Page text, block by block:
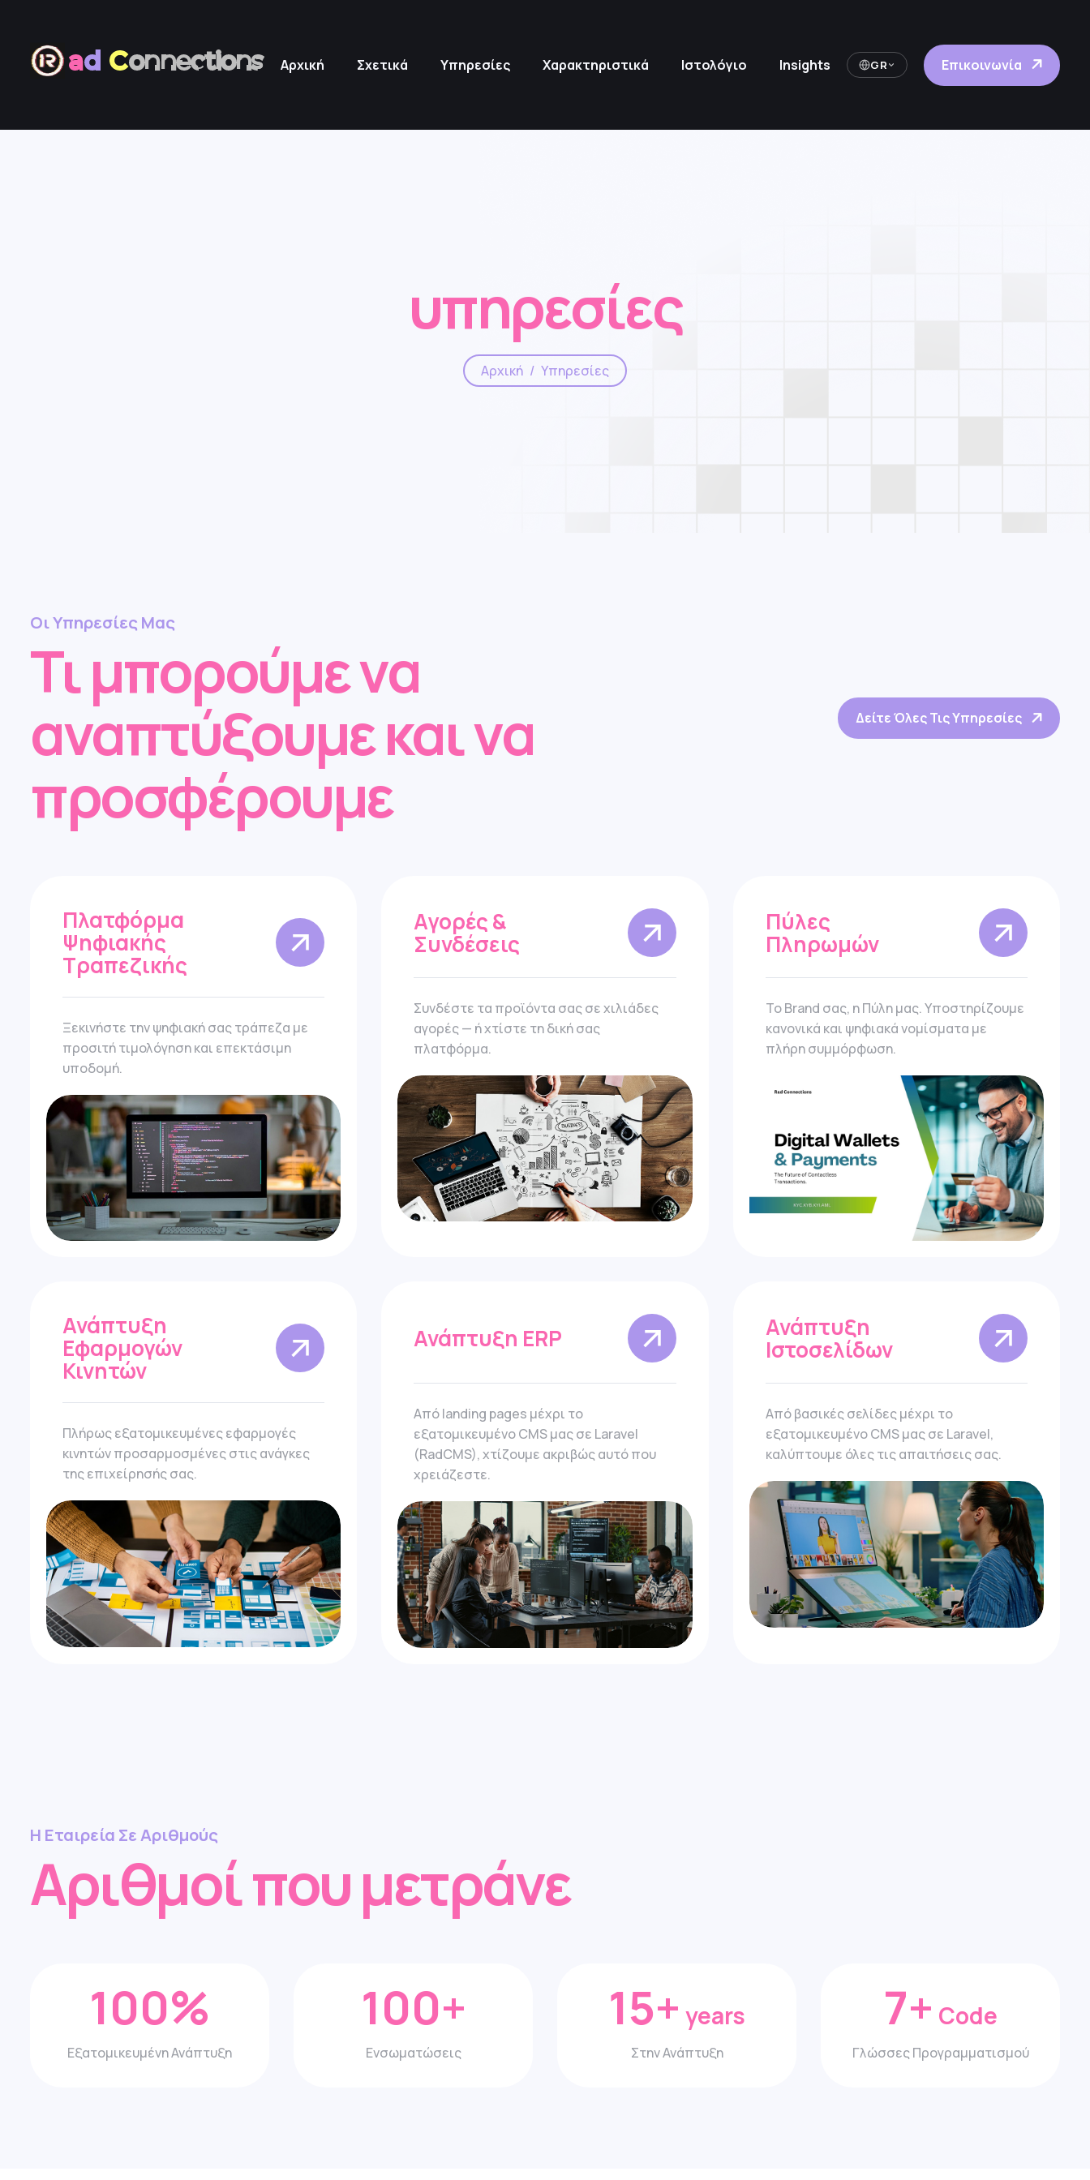
ad Connections Αρχική Σχετικά Υπηρεσίες Χαρακτηριστικά Ιστολόγιο Insights GR Επικοινωνία
υπηρεσίες
Αρχική Υπηρεσίες
Οι Υπηρεσίες Μας
Τι μπορούμε να
αναπτύξουμε και να
προσφέρουμε
Δείτε Όλες Τις Υπηρεσίες
Πλατφόρμα
Ψηφιακής
Τραπεζικής
Ξεκινήστε την ψηφιακή σας τράπεζα με
προσιτή τιμολόγηση και επεκτάσιμη
υποδομή.
Αγορές &
Συνδέσεις
Συνδέστε τα προϊόντα σας σε χιλιάδες
αγορές — ή χτίστε τη δική σας
πλατφόρμα.
Πύλες
Πληρωμών
Το Brand σας, η Πύλη μας. Υποστηρίζουμε
κανονικά και ψηφιακά νομίσματα με
πλήρη συμμόρφωση.
Ανάπτυξη
Εφαρμογών
Κινητών
Πλήρως εξατομικευμένες εφαρμογές
κινητών προσαρμοσμένες στις ανάγκες
της επιχείρησής σας.
Ανάπτυξη ERP
Από landing pages μέχρι το
εξατομικευμένο CMS μας σε Laravel
(RadCMS), χτίζουμε ακριβώς αυτό που
χρειάζεστε.
Ανάπτυξη
Ιστοσελίδων
Από βασικές σελίδες μέχρι το
εξατομικευμένο CMS μας σε Laravel,
καλύπτουμε όλες τις απαιτήσεις σας.
Η Εταιρεία Σε Αριθμούς
Αριθμοί που μετράνε
100%
Εξατομικευμένη Ανάπτυξη
100+
Ενσωματώσεις
15+ years
Στην Ανάπτυξη
7+ Code
Γλώσσες Προγραμματισμού